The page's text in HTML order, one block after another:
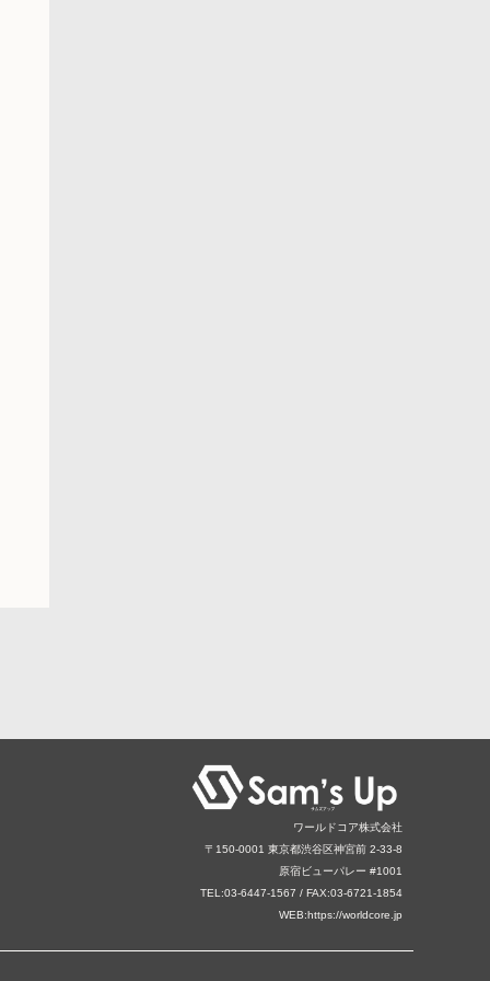
ワールドコア株式会社
〒150‐0001 東京都渋谷区神宮前 2-33-8
原宿ビューパレー #1001
TEL:03-6447-1567 / FAX:03-6721-1854
WEB:https://worldcore.jp